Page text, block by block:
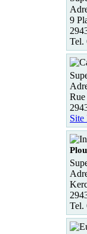
9
Tel.
Rue
Site
Tel.